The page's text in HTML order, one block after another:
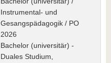
Instrumental- und
Gesangspädagogik / PO
2026
Bachelor (universitär) -
Duales Studium,